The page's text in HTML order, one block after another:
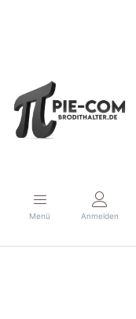
Menü Anmelden